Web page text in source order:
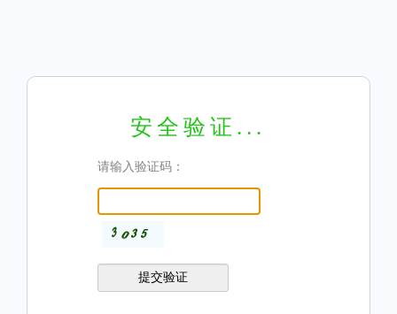
安全验证...
请输入验证码：